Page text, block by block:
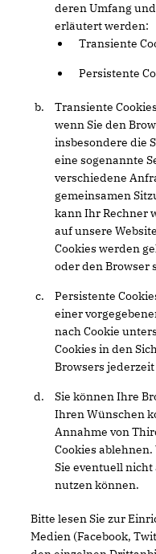
deren Umfang
erläutert werden:
Transiente
Persistente
Transiente
wenn Sie den
insbesondere die
eine sogenannte
verschiedene
gemeinsamen
kann Ihr Rechner
auf unsere
Cookies werden
oder den Browser
Persistente
einer
nach Cookie
Cookies in den
Browsers
Sie können Ihre
Ihren Wünschen
Annahme von
Cookies
Sie eventuell
nutzen können.
Bitte lesen Sie zur
Medien (Facebook,